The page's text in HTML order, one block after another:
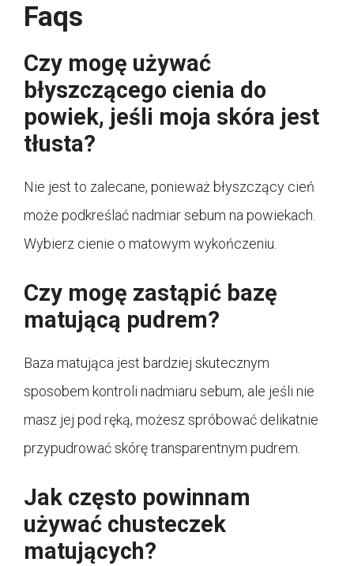
Faqs
Czy mogę używać
błyszczącego cienia do
powiek, jeśli moja skóra jest
tłusta?
Nie jest to zalecane, ponieważ błyszczący cień
może podkreślać nadmiar sebum na powiekach.
Wybierz cienie o matowym wykończeniu.
Czy mogę zastąpić bazę
matującą pudrem?
Baza matująca jest bardziej skutecznym
sposobem kontroli nadmiaru sebum, ale jeśli nie
masz jej pod ręką, możesz spróbować delikatnie
przypudrować skórę transparentnym pudrem.
Jak często powinnam
używać chusteczek
matujących?